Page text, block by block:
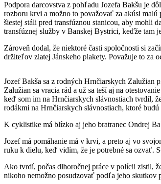
Podpora darcovstva z pohľadu Jozefa Bakšu je
rozboru krvi a možno to považovať za akúsi
šiestej stáli pred transfúznou stanicou, aby mohli
transfúznej služby v Banskej Bystrici, keďže tam
Zároveň dodal, že niektoré časti spoločnosti si
držiteľov zlatej Jánskeho plakety. Považuje to za
Jozef Bakša sa z rodných Hrnčiarskych Zalužian
Zalužian sa vracia rád a už sa teší aj na
keď som im na Hrnčiarskych slávnostiach tvrdil,
rodákmi na Hrnčiarskych slávnostiach, ktoré budú
K cyklistike má blízko aj jeho bratranec Ondrej
Jozef má pomáhanie má v krvi, a preto aj vo
ruku k dielu, keď vidím, že je potrebné sa ozvať.
Ako tvrdí, počas dlhoročnej práce v polícii zistil,
nikoho nemožno posudzovať podľa jeho skutkov